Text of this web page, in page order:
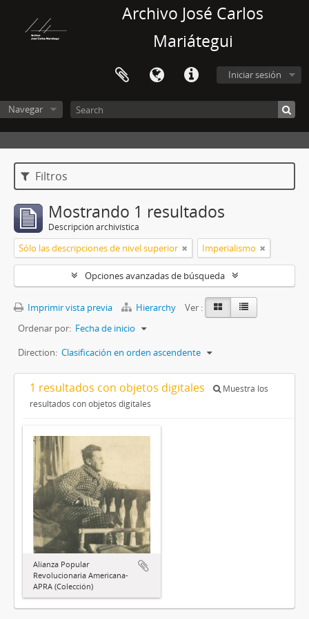
Archivo José Carlos
Mariátegui
Iniciar sesión
Navegar
Filtros
Mostrando 1 resultados
Descripción archivística
Sólo las descripciones de nivel superior Imperialismo
Opciones avanzadas de búsqueda
Imprimir vista previa Hierarchy
Ver :
Ordenar por: Fecha de inicio
Direction: Clasificación en orden ascendente
1 resultados con objetos digitales
Muestra los
resultados con objetos digitales
Alianza Popular
Revolucionaria Americana-
APRA (Colección)